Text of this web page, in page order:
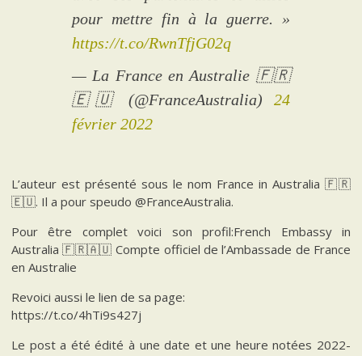
pour mettre fin à la guerre. »
https://t.co/RwnTfjG02q
— La France en Australie 🇫🇷
🇪🇺 (@FranceAustralia) 24
février 2022
L’auteur est présenté sous le nom France in Australia 🇫🇷
🇪🇺. Il a pour speudo @FranceAustralia.
Pour être complet voici son profil:French Embassy in
Australia 🇫🇷🇦🇺 Compte officiel de l’Ambassade de France
en Australie
Revoici aussi le lien de sa page:
https://t.co/4hTi9s427j
Le post a été édité à une date et une heure notées 2022-